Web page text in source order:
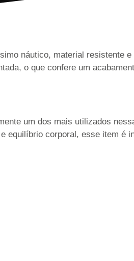
náutico, material resistente
o que confere um
um dos mais utilizados
equilíbrio corporal, esse item é